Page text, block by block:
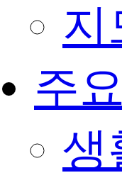
지
주
생